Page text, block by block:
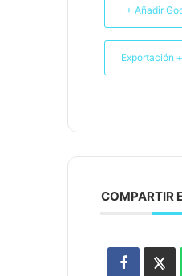
+ Añadir
Exportación
COMPARTIR